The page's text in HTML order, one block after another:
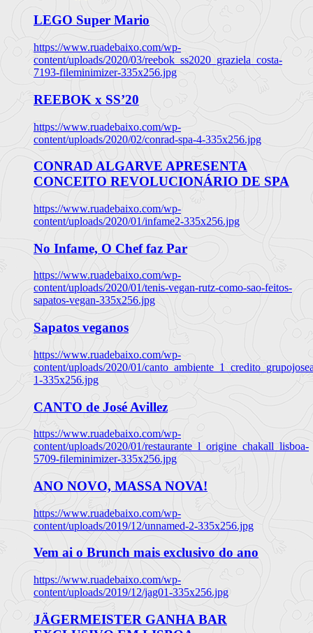
LEGO Super Mario
https://www.ruadebaixo.com/wp-
content/uploads/2020/03/reebok_ss2020_graziela_costa-
7193-fileminimizer-335x256.jpg
REEBOK x SS’20
https://www.ruadebaixo.com/wp-
content/uploads/2020/02/conrad-spa-4-335x256.jpg
CONRAD ALGARVE APRESENTA
CONCEITO REVOLUCIONÁRIO DE SPA
https://www.ruadebaixo.com/wp-
content/uploads/2020/01/infame2-335x256.jpg
No Infame, O Chef faz Par
https://www.ruadebaixo.com/wp-
content/uploads/2020/01/tenis-vegan-rutz-como-sao-feitos-
sapatos-vegan-335x256.jpg
Sapatos veganos
https://www.ruadebaixo.com/wp-
content/uploads/2020/01/
1-335x256.jpg
CANTO de José Avillez
https://www.ruadebaixo.com/wp-
content/uploads/2020/01/restaurante_l_origine_chakall_lisboa-
5709-fileminimizer-335x256.jpg
ANO NOVO, MASSA NOVA!
https://www.ruadebaixo.com/wp-
content/uploads/2019/12/unnamed-2-335x256.jpg
Vem ai o Brunch mais exclusivo do ano
https://www.ruadebaixo.com/wp-
content/uploads/2019/12/jag01-335x256.jpg
JÄGERMEISTER GANHA BAR